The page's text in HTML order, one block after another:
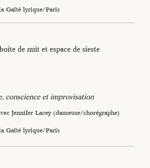
Gaîté lyrique/Paris
de nuit et espace de sieste
conscience et improvisation
Jennifer Lacey (danseuse/chorégraphe)
Gaîté lyrique/Paris